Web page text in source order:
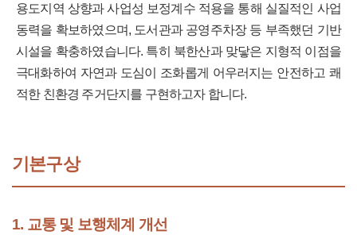
용도지역 상향과 사업성 보정계수 적용을 통해 실질적인 사업
동력을 확보하였으며, 도서관과 공영주차장 등 부족했던 기반
시설을 확충하였습니다. 특히 북한산과 맞닿은 지형적 이점을
극대화하여 자연과 도심이 조화롭게 어우러지는 안전하고 쾌
적한 친환경 주거단지를 구현하고자 합니다.
기본구상
1. 교통 및 보행체계 개선